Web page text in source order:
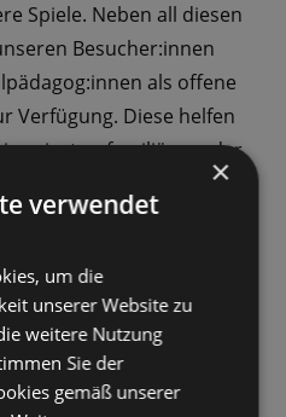
Spiele. Neben all diesen
Besucher:innen
als offene
Verfügung. Diese helfen
privater, familiärer oder
zuzuführen. In diesen
gehört auch die
Sozialstunden.
×
verwendet
um die
unserer Website zu
weitere Nutzung
Sie der
gemäß unserer